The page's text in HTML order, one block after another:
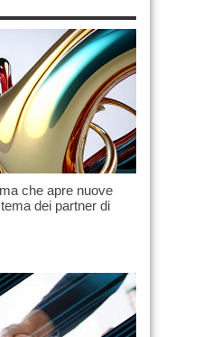
che apre nuove
dei partner di